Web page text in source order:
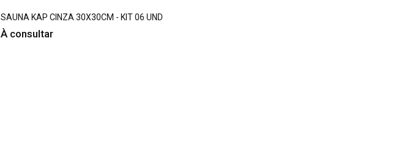
SAUNA KAP CINZA 30X30CM - KIT 06 UND
À consultar